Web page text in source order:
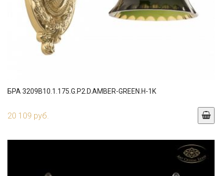
БРА 3209B10.1.175.G.P2.D.AMBER-GREEN.H-1K
20 109 руб.